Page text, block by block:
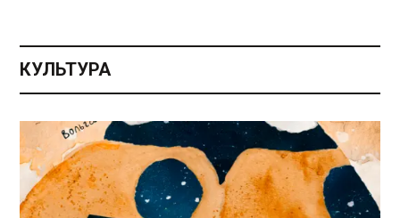
КУЛЬТУРА